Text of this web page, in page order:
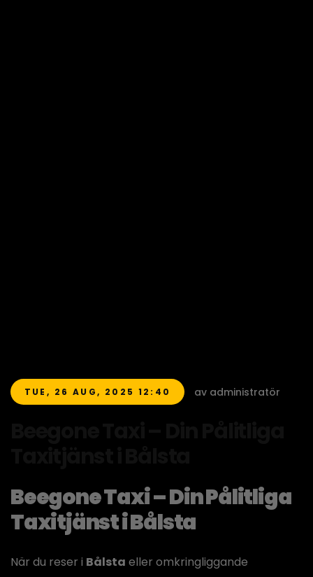
TUE, 26 AUG, 2025 12:40 av administratör
Beegone Taxi – Din Pålitliga
Taxitjänst i Bålsta
När du reser i Bålsta eller omkringliggande